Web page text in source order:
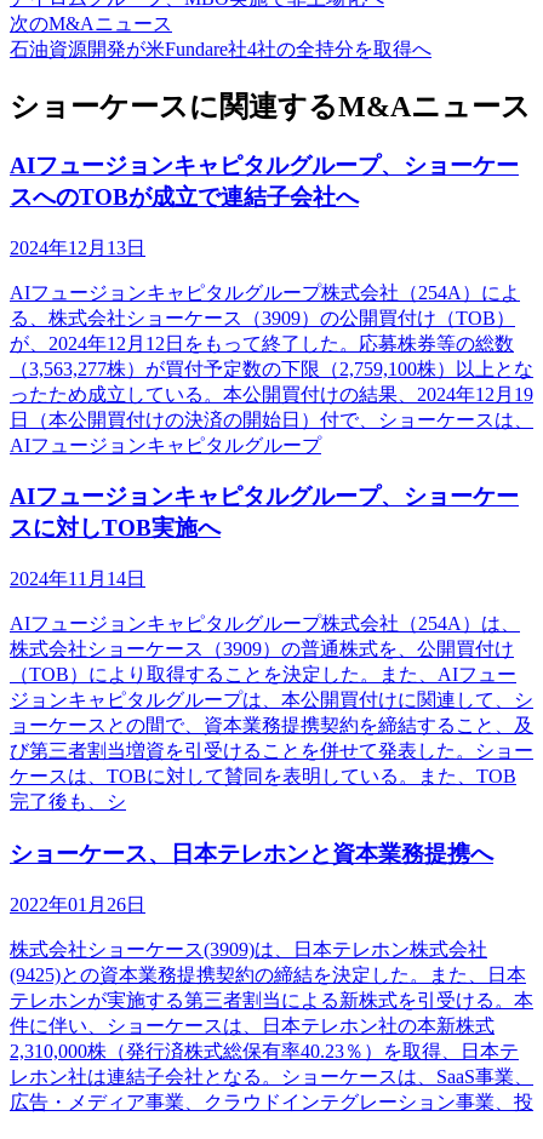
次のM&Aニュース
石油資源開発が米Fundare社4社の全持分を取得へ
ショーケースに関連するM&Aニュース
AIフュージョンキャピタルグループ、ショーケー
スへのTOBが成立で連結子会社へ
2024年12月13日
AIフュージョンキャピタルグループ株式会社（254A）によ
る、株式会社ショーケース（3909）の公開買付け（TOB）
が、2024年12月12日をもって終了した。応募株券等の総数
（3,563,277株）が買付予定数の下限（2,759,100株）以上とな
ったため成立している。本公開買付けの結果、2024年12月19
日（本公開買付けの決済の開始日）付で、ショーケースは、
AIフュージョンキャピタルグループ
AIフュージョンキャピタルグループ、ショーケー
スに対しTOB実施へ
2024年11月14日
AIフュージョンキャピタルグループ株式会社（254A）は、
株式会社ショーケース（3909）の普通株式を、公開買付け
（TOB）により取得することを決定した。また、AIフュー
ジョンキャピタルグループは、本公開買付けに関連して、シ
ョーケースとの間で、資本業務提携契約を締結すること、及
び第三者割当増資を引受けることを併せて発表した。ショー
ケースは、TOBに対して賛同を表明している。また、TOB
完了後も、シ
ショーケース、日本テレホンと資本業務提携へ
2022年01月26日
株式会社ショーケース(3909)は、日本テレホン株式会社
(9425)との資本業務提携契約の締結を決定した。また、日本
テレホンが実施する第三者割当による新株式を引受ける。本
件に伴い、ショーケースは、日本テレホン社の本新株式
2,310,000株（発行済株式総保有率40.23％）を取得、日本テ
レホン社は連結子会社となる。ショーケースは、SaaS事業、
広告・メディア事業、クラウドインテグレーション事業、投